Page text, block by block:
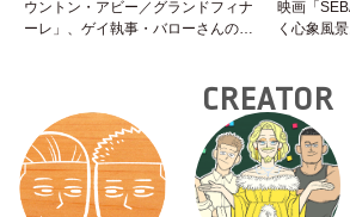
ウントン・アビー／グランドフィナ
ーレ」、ゲイ執事・バローさんの成
映画「
く心象風景
CREATOR